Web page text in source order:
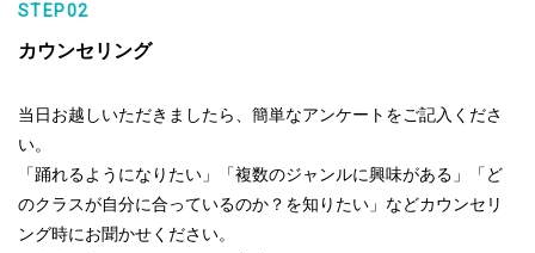
STEP02
カウンセリング
当日お越しいただきましたら、簡単なアンケートをご記入くださ
い。
「踊れるようになりたい」「複数のジャンルに興味がある」「ど
のクラスが自分に合っているのか？を知りたい」などカウンセリ
ング時にお聞かせください。